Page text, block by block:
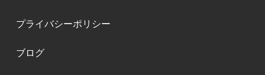
プライバシーポリシー
ブログ